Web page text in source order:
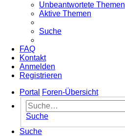
Unbeantwortete Themen
Aktive Themen
Suche
FAQ
Kontakt
Anmelden
Registrieren
Portal
Foren-Übersicht
Suche
Suche